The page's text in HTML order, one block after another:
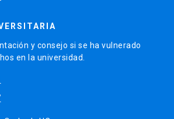
y consejo si se ha vulnerado
en la universidad.